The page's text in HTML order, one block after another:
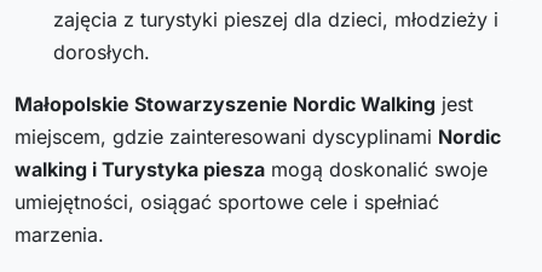
zajęcia z turystyki pieszej dla dzieci, młodzieży i
dorosłych.
Małopolskie Stowarzyszenie Nordic Walking jest
miejscem, gdzie zainteresowani dyscyplinami Nordic
walking i Turystyka piesza mogą doskonalić swoje
umiejętności, osiągać sportowe cele i spełniać
marzenia.